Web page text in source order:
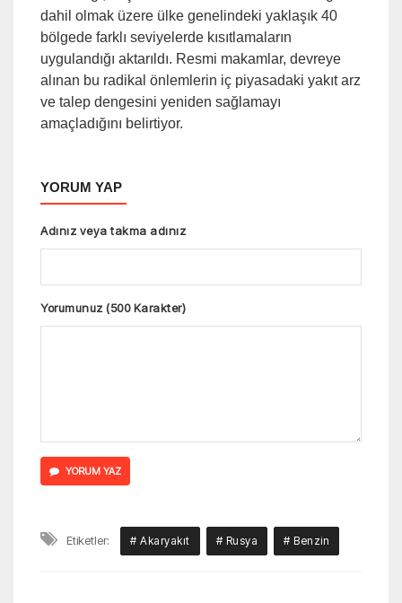
dahil olmak üzere ülke genelindeki yaklaşık 40
bölgede farklı seviyelerde kısıtlamaların
uygulandığı aktarıldı. Resmi makamlar, devreye
alınan bu radikal önlemlerin iç piyasadaki yakıt arz
ve talep dengesini yeniden sağlamayı
amaçladığını belirtiyor.
YORUM YAP
Adınız veya takma adınız
Yorumunuz (500 Karakter)
YORUM YAZ
Etiketler: # Akaryakıt # Rusya # Benzin